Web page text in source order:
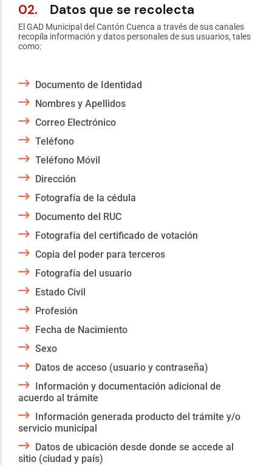
02. Datos que se recolecta
El GAD Municipal del Cantón Cuenca a través de sus canales
recopila información y datos personales de sus usuarios, tales
como:
Documento de Identidad
Nombres y Apellidos
Correo Electrónico
Teléfono
Teléfono Móvil
Dirección
Fotografía de la cédula
Documento del RUC
Fotografía del certificado de votación
Copia del poder para terceros
Fotografía del usuario
Estado Civil
Profesión
Fecha de Nacimiento
Sexo
Datos de acceso (usuario y contraseña)
Información y documentación adicional de
acuerdo al trámite
Información generada producto del trámite y/o
servicio municipal
Datos de ubicación desde donde se accede al
sitio (ciudad y país)